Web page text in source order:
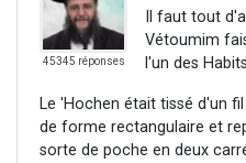
45345 réponses
Il faut tout
Vétoumim
l'un des
Le 'Hochen était tissé d'un
de forme rectangulaire et
sorte de poche en deux